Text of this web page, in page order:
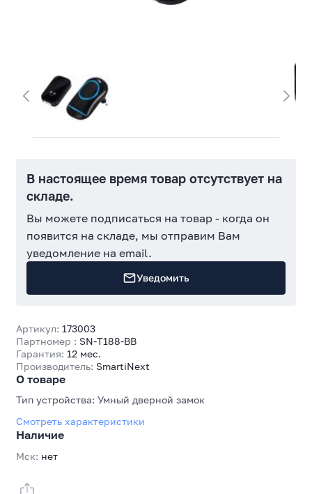
Артикул: 173003
Партномер : SN-T188-BB
Гарантия: 12 мес.
Производитель: SmartiNext
О товаре
Тип устройства: Умный дверной замок
Смотреть характеристики
Наличие
Мск: нет
В настоящее время товар отсутствует на
складе.
Вы можете подписаться на товар - когда он
появится на складе, мы отправим Вам
уведомление на email.
Уведомить